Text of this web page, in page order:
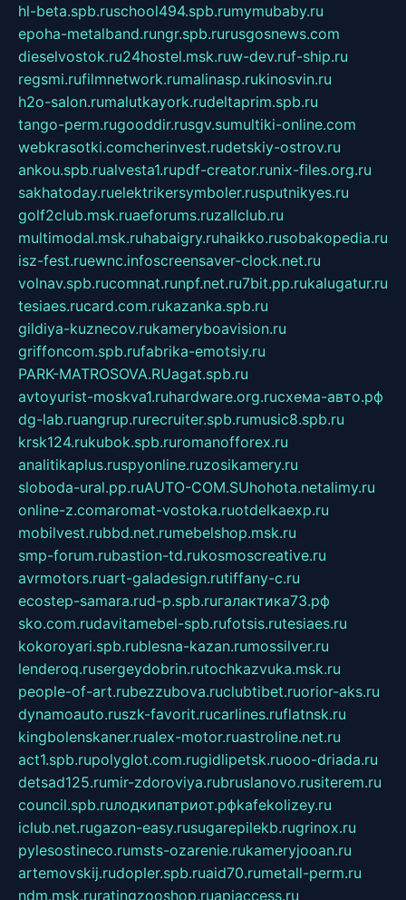
hl-beta.spb.ruschool494.spb.rumymubaby.ru
epoha-metalband.rungr.spb.rurusgosnews.com
dieselvostok.ru24hostel.msk.ruw-dev.ruf-ship.ru
regsmi.rufilmnetwork.rumalinasp.rukinosvin.ru
h2o-salon.rumalutkayork.rudeltaprim.spb.ru
tango-perm.rugooddir.rusgv.sumultiki-online.com
webkrasotki.comcherinvest.rudetskiy-ostrov.ru
ankou.spb.rualvesta1.rupdf-creator.runix-files.org.ru
sakhatoday.ruelektrikersymboler.rusputnikyes.ru
golf2club.msk.ruaeforums.ruzallclub.ru
multimodal.msk.ruhabaigry.ruhaikko.rusobakopedia.ru
isz-fest.ruewnc.infoscreensaver-clock.net.ru
volnav.spb.rucomnat.runpf.net.ru7bit.pp.rukalugatur.ru
tesiaes.rucard.com.rukazanka.spb.ru
gildiya-kuznecov.rukameryboavision.ru
griffoncom.spb.rufabrika-emotsiy.ru
PARK-MATROSOVA.RUagat.spb.ru
avtoyurist-moskva1.ruhardware.org.ruсхема-авто.рф
dg-lab.ruangrup.rurecruiter.spb.rumusic8.spb.ru
krsk124.rukubok.spb.ruromanofforex.ru
analitikaplus.ruspyonline.ruzosikamery.ru
sloboda-ural.pp.ruAUTO-COM.SUhohota.netalimy.ru
online-z.comaromat-vostoka.ruotdelkaexp.ru
mobilvest.rubbd.net.rumebelshop.msk.ru
smp-forum.rubastion-td.rukosmoscreative.ru
avrmotors.ruart-galadesign.rutiffany-c.ru
ecostep-samara.rud-p.spb.ruгалактика73.рф
sko.com.rudavitamebel-spb.rufotsis.rutesiaes.ru
kokoroyari.spb.rublesna-kazan.rumossilver.ru
lenderoq.rusergeydobrin.rutochkazvuka.msk.ru
people-of-art.rubezzubova.ruclubtibet.ruorior-aks.ru
dynamoauto.ruszk-favorit.rucarlines.ruflatnsk.ru
kingbolenskaner.rualex-motor.ruastroline.net.ru
act1.spb.rupolyglot.com.rugidlipetsk.ruooo-driada.ru
detsad125.rumir-zdoroviya.rubruslanovo.rusiterem.ru
council.spb.ruлодкипатриот.рфkafekolizey.ru
iclub.net.rugazon-easy.rusugarepilekb.rugrinox.ru
pylesostineco.rumsts-ozarenie.rukameryjooan.ru
artemovskij.rudopler.spb.ruaid70.rumetall-perm.ru
ndm.msk.ruratingzooshop.ruapiaccess.ru